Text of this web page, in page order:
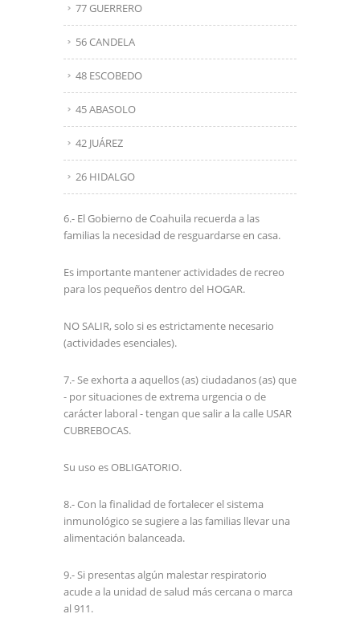
77 GUERRERO
56 CANDELA
48 ESCOBEDO
45 ABASOLO
42 JUÁREZ
26 HIDALGO
6.- El Gobierno de Coahuila recuerda a las
familias la necesidad de resguardarse en casa.
Es importante mantener actividades de recreo
para los pequeños dentro del HOGAR.
NO SALIR, solo si es estrictamente necesario
(actividades esenciales).
7.- Se exhorta a aquellos (as) ciudadanos (as) que
- por situaciones de extrema urgencia o de
carácter laboral - tengan que salir a la calle USAR
CUBREBOCAS.
Su uso es OBLIGATORIO.
8.- Con la finalidad de fortalecer el sistema
inmunológico se sugiere a las familias llevar una
alimentación balanceada.
9.- Si presentas algún malestar respiratorio
acude a la unidad de salud más cercana o marca
al 911.